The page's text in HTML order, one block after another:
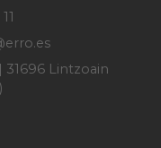
31696 Lintzoain